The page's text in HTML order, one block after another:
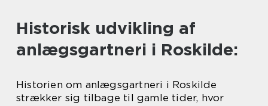
Historisk udvikling af
anlægsgartneri i Roskilde:
Historien om anlægsgartneri i Roskilde
strækker sig tilbage til gamle tider, hvor